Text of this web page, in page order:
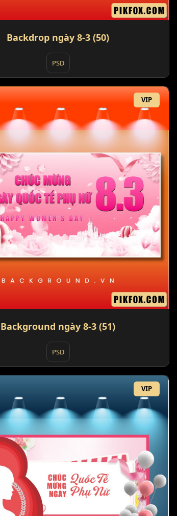
Backdrop ngày 8-3 (50)
PSD
VIP
Background ngày 8-3 (51)
PSD
VIP